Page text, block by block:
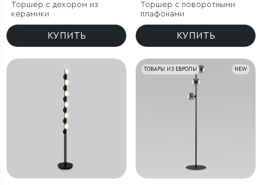
Торшер с декором из
керамики
КУПИТЬ
Торшер с поворотными
плафонами
КУПИТЬ
NEW
ТОВАРЫ ИЗ ЕВРОПЫ